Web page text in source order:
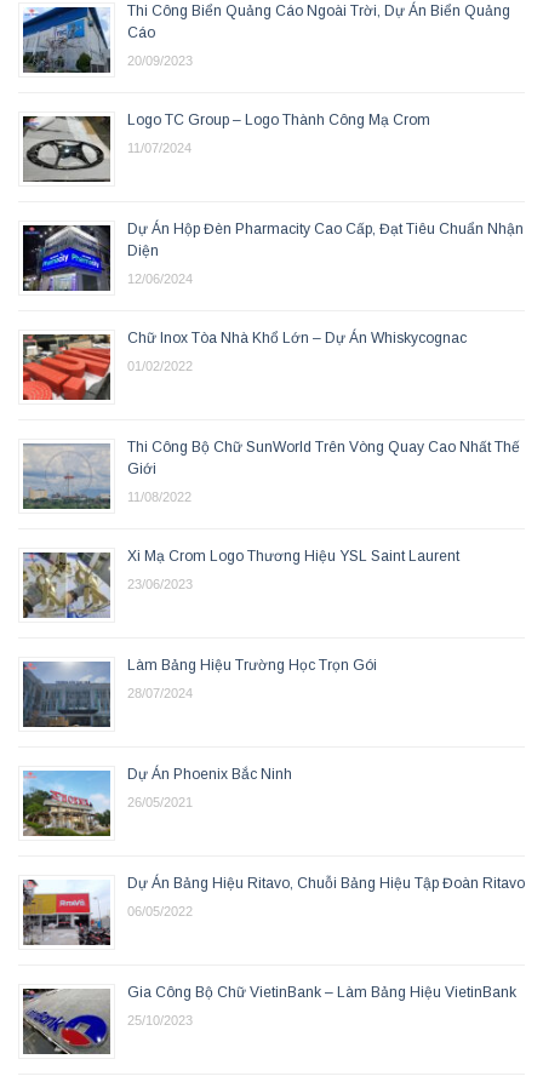
Thi Công Biển Quảng Cáo Ngoài Trời, Dự Án Biển Quảng
Cáo
20/09/2023
Logo TC Group – Logo Thành Công Mạ Crom
11/07/2024
Dự Án Hộp Đèn Pharmacity Cao Cấp, Đạt Tiêu Chuẩn Nhận
Diện
12/06/2024
Chữ Inox Tòa Nhà Khổ Lớn – Dự Án Whiskycognac
01/02/2022
Thi Công Bộ Chữ SunWorld Trên Vòng Quay Cao Nhất Thế
Giới
11/08/2022
Xi Mạ Crom Logo Thương Hiệu YSL Saint Laurent
23/06/2023
Làm Bảng Hiệu Trường Học Trọn Gói
28/07/2024
Dự Án Phoenix Bắc Ninh
26/05/2021
Dự Án Bảng Hiệu Ritavo, Chuỗi Bảng Hiệu Tập Đoàn Ritavo
06/05/2022
Gia Công Bộ Chữ VietinBank – Làm Bảng Hiệu VietinBank
25/10/2023